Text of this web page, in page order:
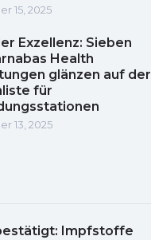
15, 2025
Exzellenz: Sieben
Health
glänzen auf der
für
13, 2025
Impfstoffe